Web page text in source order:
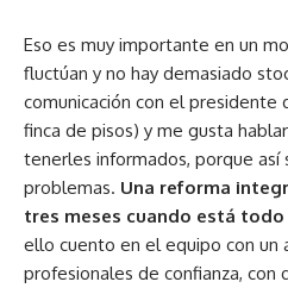
Eso es muy importante en un
fluctúan y no hay demasiado
comunicación con el presidente
finca de pisos) y me gusta
tenerles informados, porque así
problemas. Una reforma
tres meses cuando está
ello cuento en el equipo con un
profesionales de confianza, con